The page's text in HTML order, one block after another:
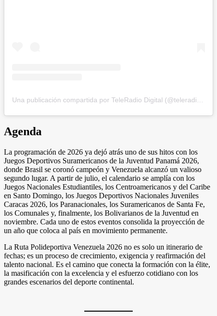
Agenda
La programación de 2026 ya dejó atrás uno de sus hitos con los
Juegos Deportivos Suramericanos de la Juventud Panamá 2026,
donde Brasil se coronó campeón y Venezuela alcanzó un valioso
segundo lugar. A partir de julio, el calendario se amplía con los
Juegos Nacionales Estudiantiles, los Centroamericanos y del Caribe
en Santo Domingo, los Juegos Deportivos Nacionales Juveniles
Caracas 2026, los Paranacionales, los Suramericanos de Santa Fe,
los Comunales y, finalmente, los Bolivarianos de la Juventud en
noviembre. Cada uno de estos eventos consolida la proyección de
un año que coloca al país en movimiento permanente.
La Ruta Polideportiva Venezuela 2026 no es solo un itinerario de
fechas; es un proceso de crecimiento, exigencia y reafirmación del
talento nacional. Es el camino que conecta la formación con la élite,
la masificación con la excelencia y el esfuerzo cotidiano con los
grandes escenarios del deporte continental.